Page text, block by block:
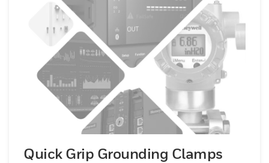
Quick Grip Grounding Clamps